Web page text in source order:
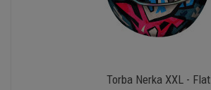
Torba Nerka XXL - Flat